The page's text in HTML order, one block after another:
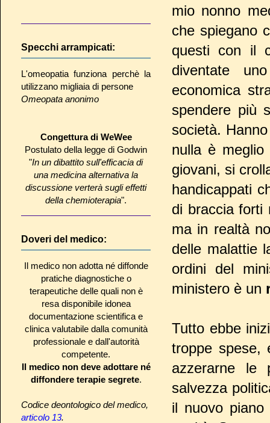
mio nonno
che spiegano
questi con il
diventate
economica
spendere più
società.
nulla è
giovani, si
handicappati
di braccia
ma in realtà
delle malattie
ordini del
ministero è un
Tutto ebbe
troppe spese,
azzerarne le
salvezza
il nuovo
Specchi arrampicati:
L'omeopatia funziona perchè la
utilizzano migliaia di persone
Omeopata anonimo
Congettura di WeWee
Postulato della legge di Godwin
"In un dibattito sull'efficacia di
una medicina alternativa la
discussione verterà sugli effetti
della chemioterapia".
Doveri del medico:
Il medico non adotta né diffonde
pratiche diagnostiche o
terapeutiche delle quali non è
resa disponibile idonea
documentazione scientifica e
clinica valutabile dalla comunità
professionale e dall'autorità
competente.
Il medico non deve adottare né
diffondere terapie segrete.
Codice deontologico del medico,
articolo 13.